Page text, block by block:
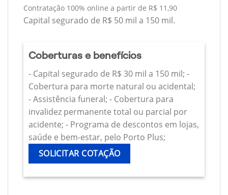
Contratação 100% online a partir de R$ 11,90
Capital segurado de R$ 50 mil a 150 mil.
Coberturas e benefícios
- Capital segurado de R$ 30 mil a 150 mil; -
Cobertura para morte natural ou acidental;
- Assistência funeral; - Cobertura para
invalidez permanente total ou parcial por
acidente; - Programa de descontos em lojas,
saúde e bem-estar, pelo Porto Plus;
SOLICITAR COTAÇÃO